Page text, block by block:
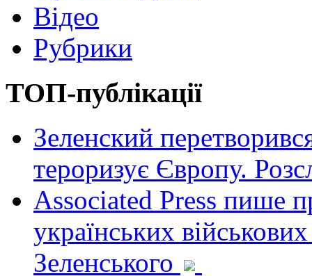
Відео
Рубрики
ТОП-публікації
Зеленский
тероризує Європу.
Associated Press пише
українських
Зеленського